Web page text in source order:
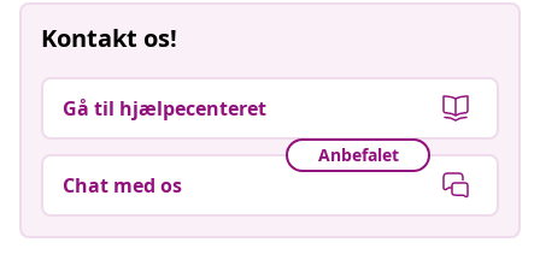
Kontakt os!
Gå til hjælpecenteret
Anbefalet
Chat med os